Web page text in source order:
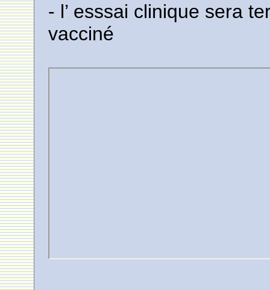
- l’ esssai clinique sera
vacciné